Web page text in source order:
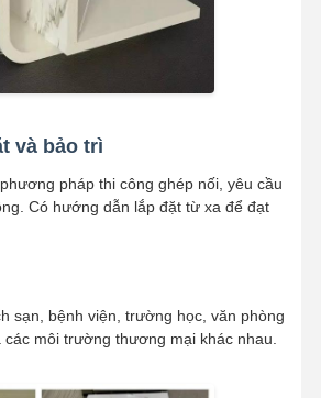
và bảo trì
pháp thi công ghép nối, yêu cầu
Có hướng dẫn lắp đặt từ xa để đạt
sạn, bệnh viện, trường học, văn phòng
môi trường thương mại khác nhau.